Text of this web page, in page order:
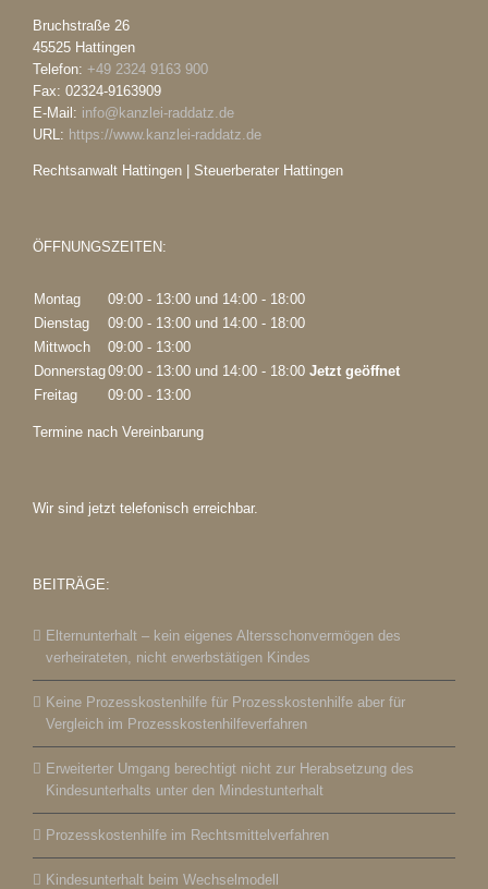
Bruchstraße 26
45525 Hattingen
Telefon: +49 2324 9163 900
Fax: 02324-9163909
E-Mail: info@kanzlei-raddatz.de
URL: https://www.kanzlei-raddatz.de
Rechtsanwalt Hattingen | Steuerberater Hattingen
ÖFFNUNGSZEITEN:
Montag 09:00 - 13:00 und 14:00 - 18:00
Dienstag
09:00 - 13:00 und 14:00 - 18:00
Mittwoch
09:00 - 13:00
Donnerstag09:00 - 13:00 und 14:00 - 18:00 Jetzt geöffnet
Freitag
09:00 - 13:00
Termine nach Vereinbarung
Wir sind jetzt telefonisch erreichbar.
BEITRÄGE:
Elternunterhalt – kein eigenes Altersschonvermögen des
verheirateten, nicht erwerbstätigen Kindes
Keine Prozesskostenhilfe für Prozesskostenhilfe aber für
Vergleich im Prozesskostenhilfeverfahren
Erweiterter Umgang berechtigt nicht zur Herabsetzung des
Kindesunterhalts unter den Mindestunterhalt
Prozesskostenhilfe im Rechtsmittelverfahren
Kindesunterhalt beim Wechselmodell